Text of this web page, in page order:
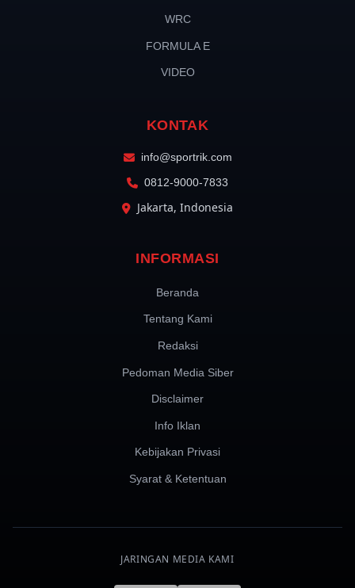
WRC
FORMULA E
VIDEO
KONTAK
info@sportrik.com
0812-9000-7833
Jakarta, Indonesia
INFORMASI
Beranda
Tentang Kami
Redaksi
Pedoman Media Siber
Disclaimer
Info Iklan
Kebijakan Privasi
Syarat & Ketentuan
JARINGAN MEDIA KAMI